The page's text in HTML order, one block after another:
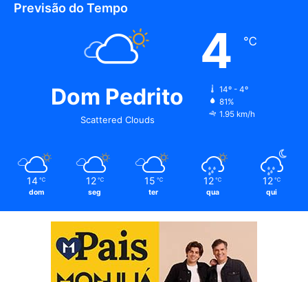
Previsão do Tempo
Dom Pedrito
Scattered Clouds
4 ℃
14º - 4º
81%
1.95 km/h
14 ℃
dom
12 ℃
seg
15 ℃
ter
12 ℃
qua
12 ℃
qui